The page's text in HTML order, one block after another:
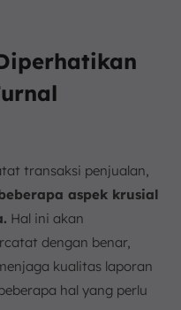
transaksi penjualan,
aspek krusial
Hal ini akan
dengan benar,
kualitas laporan
hal yang perlu